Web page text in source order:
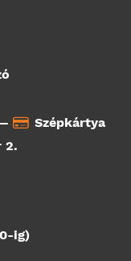
—
Szépkártya
2.
ig)